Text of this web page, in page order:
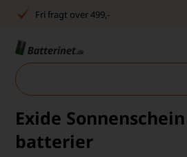
Fri fragt over 499,-
Høj
Exide
batterier